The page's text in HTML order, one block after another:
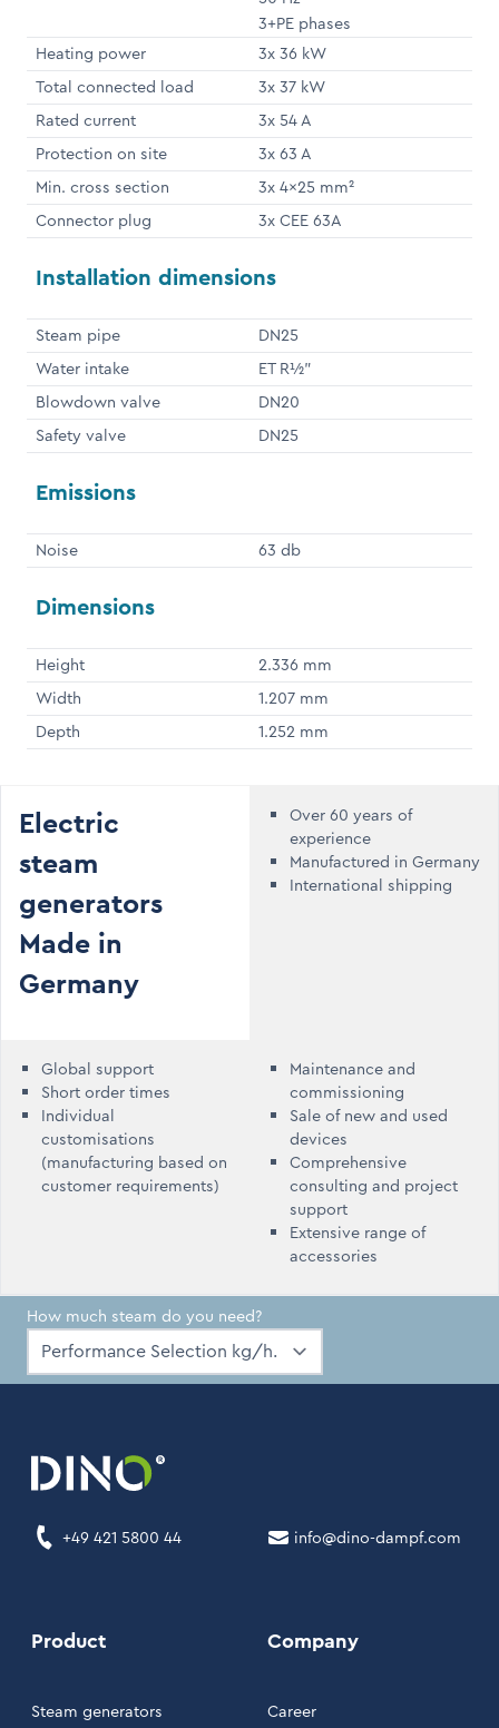
3+PE phases
Heating power
3x 36 kW
Total connected load
3x 37 kW
Rated current
3x 54 A
Protection on site
3x 63 A
Min. cross section
3x 4x25 mm²
Connector plug
3x CEE 63A
Installation dimensions
Steam pipe
DN25
Water intake
ET R½"
Blowdown valve
DN20
Safety valve
DN25
Emissions
Noise 63 db
Dimensions
Height
2.336 mm
Width
1.207 mm
Depth
1.252 mm
Electric
steam
generators
Made in
Germany
Over 60 years of
experience
Manufactured in Germany
International shipping
Global support
Short order times
Individual
customisations
(manufacturing based on
customer requirements)
Maintenance and
commissioning
Sale of new and used
devices
Comprehensive
consulting and project
support
Extensive range of
accessories
How much steam do you need?
+49 421 5800 44 info@dino-dampf.com
Product
Steam generators
Company
Career